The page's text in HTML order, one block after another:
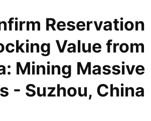
Reservation
Value from
Mining Massive
- Suzhou, China